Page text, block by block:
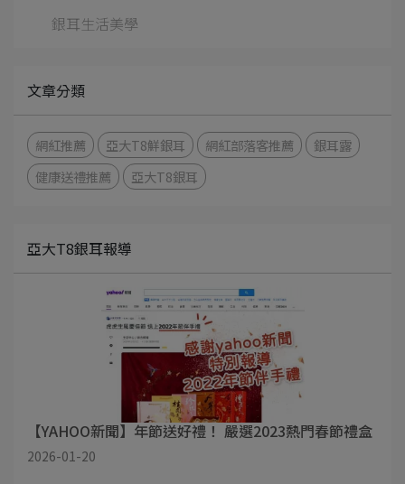
銀耳生活美學
文章分類
網紅推薦 亞大T8鮮銀耳 網紅部落客推薦
銀耳露
健康送禮推薦
亞大T8銀耳
亞大T8銀耳報導
【YAHOO新聞】年節送好禮！ 嚴選2023熱門春節禮盒
2026-01-20